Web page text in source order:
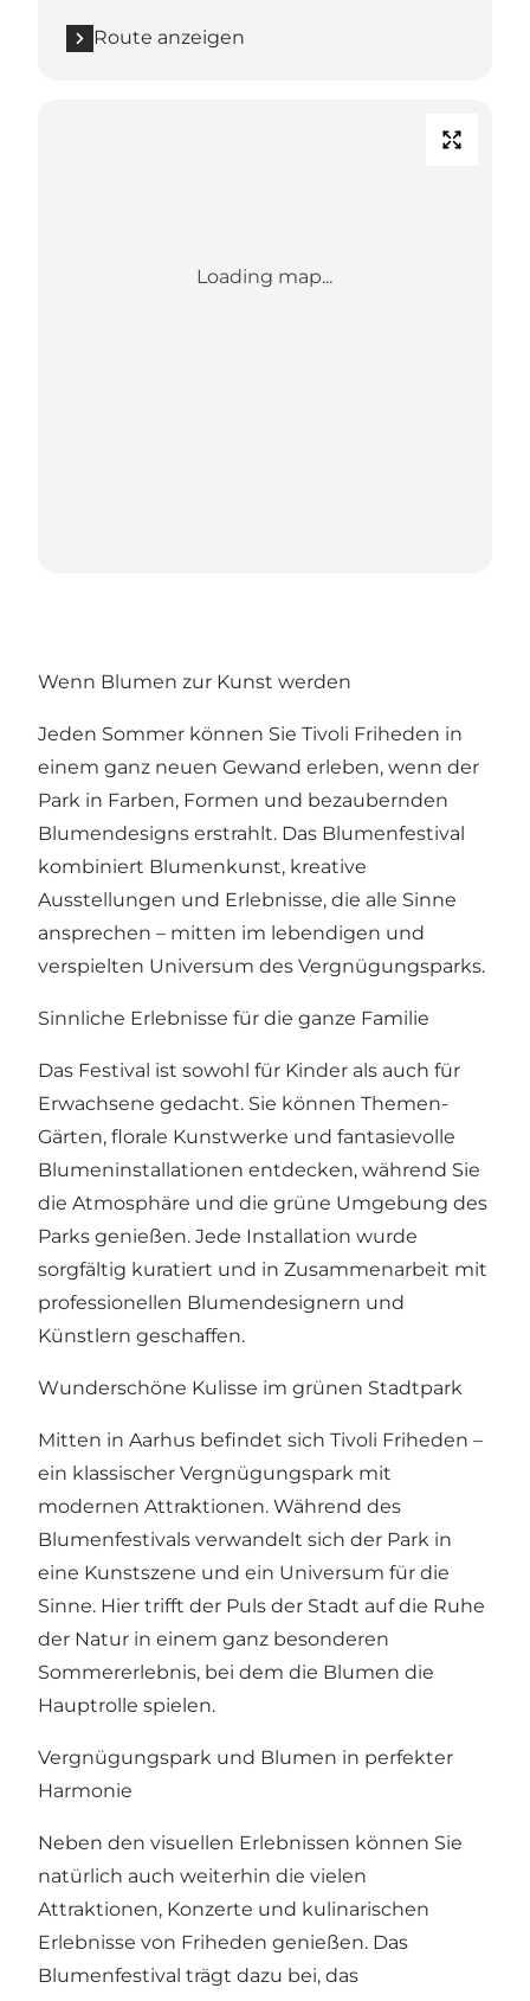
Route anzeigen
Loading map...
Wenn Blumen zur Kunst werden
Jeden Sommer können Sie Tivoli Friheden in
einem ganz neuen Gewand erleben, wenn der
Park in Farben, Formen und bezaubernden
Blumendesigns erstrahlt. Das Blumenfestival
kombiniert Blumenkunst, kreative
Ausstellungen und Erlebnisse, die alle Sinne
ansprechen – mitten im lebendigen und
verspielten Universum des Vergnügungsparks.
Sinnliche Erlebnisse für die ganze Familie
Das Festival ist sowohl für Kinder als auch für
Erwachsene gedacht. Sie können Themen-
Gärten, florale Kunstwerke und fantasievolle
Blumeninstallationen entdecken, während Sie
die Atmosphäre und die grüne Umgebung des
Parks genießen. Jede Installation wurde
sorgfältig kuratiert und in Zusammenarbeit mit
professionellen Blumendesignern und
Künstlern geschaffen.
Wunderschöne Kulisse im grünen Stadtpark
Mitten in Aarhus befindet sich Tivoli Friheden –
ein klassischer Vergnügungspark mit
modernen Attraktionen. Während des
Blumenfestivals verwandelt sich der Park in
eine Kunstszene und ein Universum für die
Sinne. Hier trifft der Puls der Stadt auf die Ruhe
der Natur in einem ganz besonderen
Sommererlebnis, bei dem die Blumen die
Hauptrolle spielen.
Vergnügungspark und Blumen in perfekter
Harmonie
Neben den visuellen Erlebnissen können Sie
natürlich auch weiterhin die vielen
Attraktionen, Konzerte und kulinarischen
Erlebnisse von Friheden genießen. Das
Blumenfestival trägt dazu bei, das